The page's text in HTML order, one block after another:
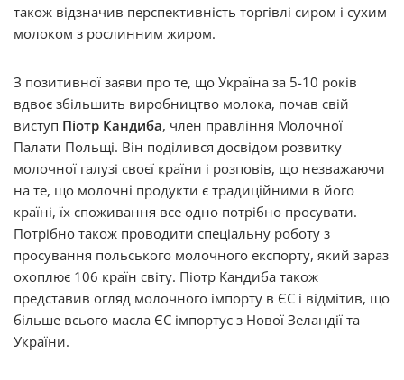
також відзначив перспективність торгівлі сиром і сухим
молоком з рослинним жиром.
З позитивної заяви про те, що Україна за 5-10 років
вдвоє збільшить виробництво молока, почав свій
виступ Піотр Кандиба, член правління Молочної
Палати Польщі. Він поділився досвідом розвитку
молочної галузі своєї країни і розповів, що незважаючи
на те, що молочні продукти є традиційними в його
країні, їх споживання все одно потрібно просувати.
Потрібно також проводити спеціальну роботу з
просування польського молочного експорту, який зараз
охоплює 106 країн світу. Піотр Кандиба також
представив огляд молочного імпорту в ЄС і відмітив, що
більше всього масла ЄС імпортує з Нової Зеландії та
України.